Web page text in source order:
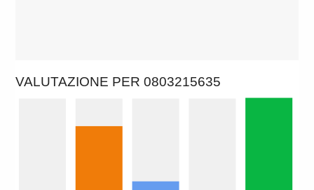
VALUTAZIONE PER 0803215635